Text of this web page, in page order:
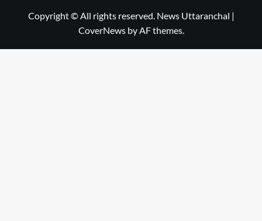
Copyright © All rights reserved. News Uttaranchal |
CoverNewsby AF themes.